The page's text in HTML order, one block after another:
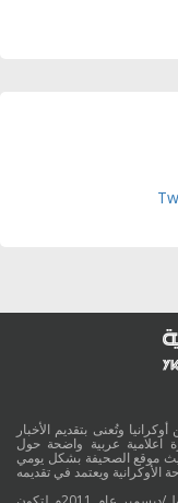
وتُعنى بتقديم الأخبار
اعلامية عربية واضحة حول
موقع الصحيفة بشكل يومي
ويعتمد في تقديمه